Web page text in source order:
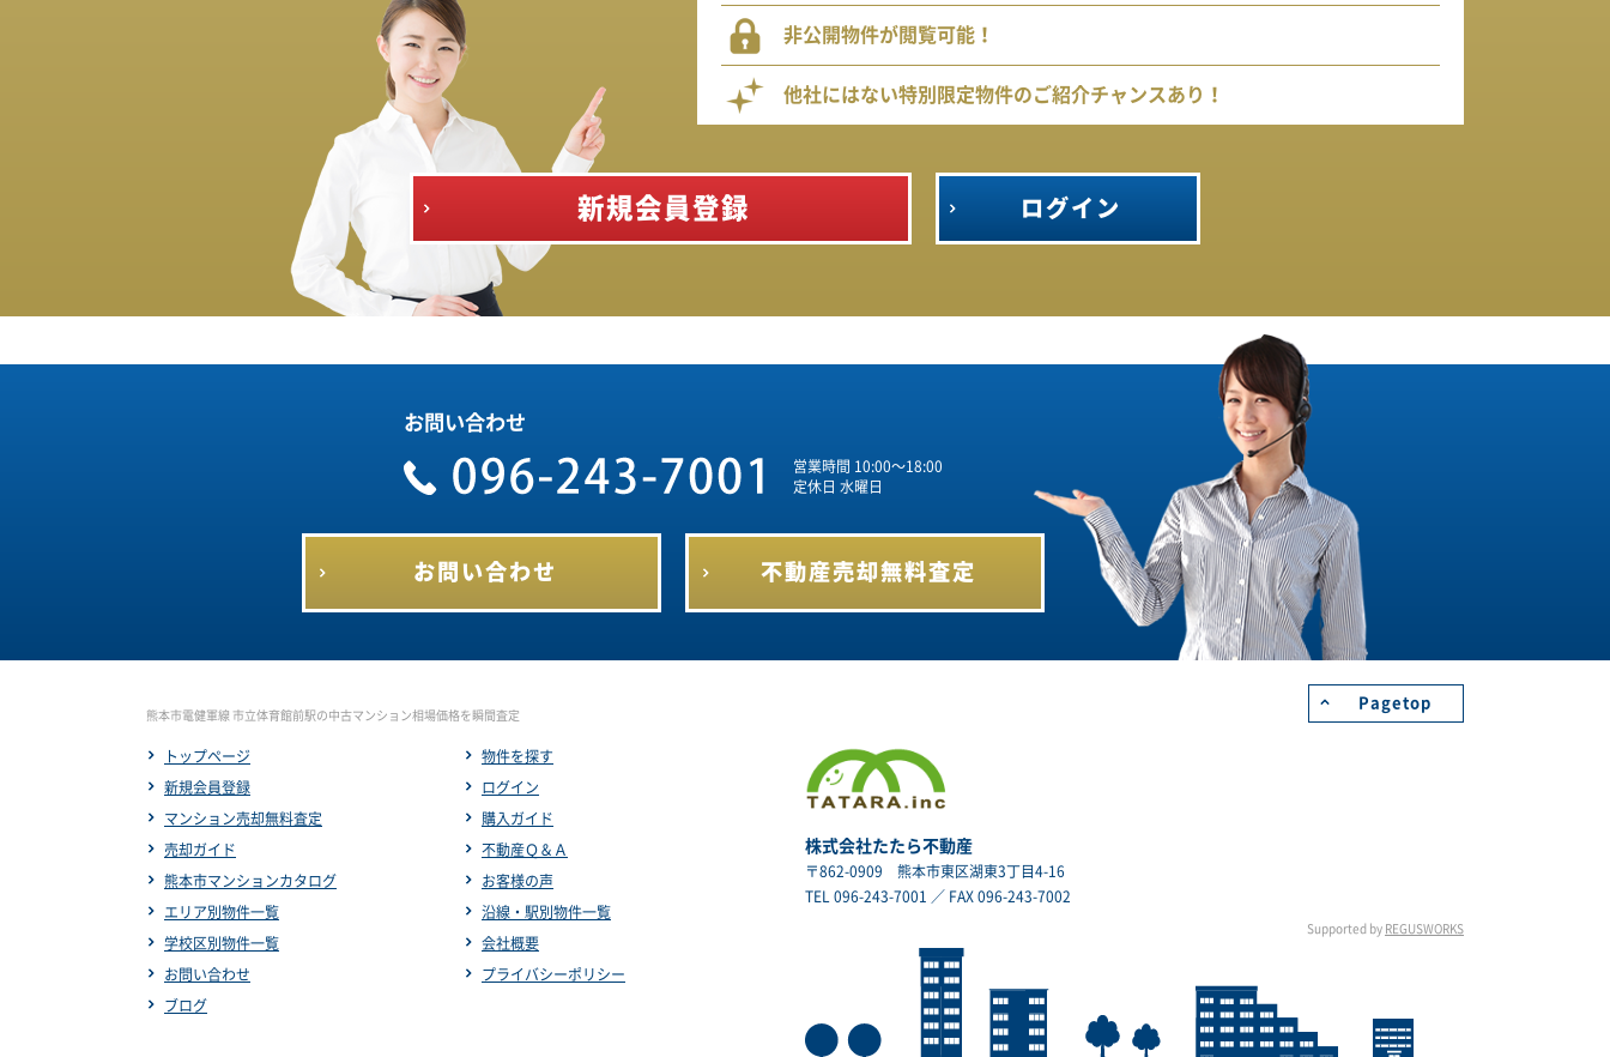
非公開物件が閲覧可能！
他社にはない特別限定物件のご紹介チャンスあり！
新規会員登録 ログイン
お問い合わせ
営業時間 10:00～18:00
定休日 水曜日
お問い合わせ 不動産売却 無料査定
Pagetop
熊本市電健軍線 市立体育館前駅の中古マンション相場価格を瞬間査定
トップページ 物件を探す
新規会員登録 ログイン
マンション売却無料査定 購入ガイド
売却ガイド 不動産Ｑ＆Ａ
熊本市マンションカタログ お客様の声
エリア別物件一覧 沿線・駅別物件一覧
学校区別物件一覧 会社概要
お問い合わせ プライバシーポリシー
ブログ
株式会社たたら不動産
〒862-0909 熊本市東区湖東3丁目4-16
TEL 096-243-7001 ／ FAX 096-243-7002
Supported by REGUSWORKS